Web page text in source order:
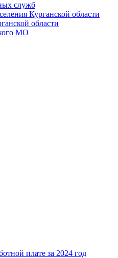
служб
Курганской области
области
МО
плате за 2024 год